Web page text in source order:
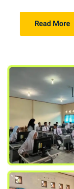
Read More